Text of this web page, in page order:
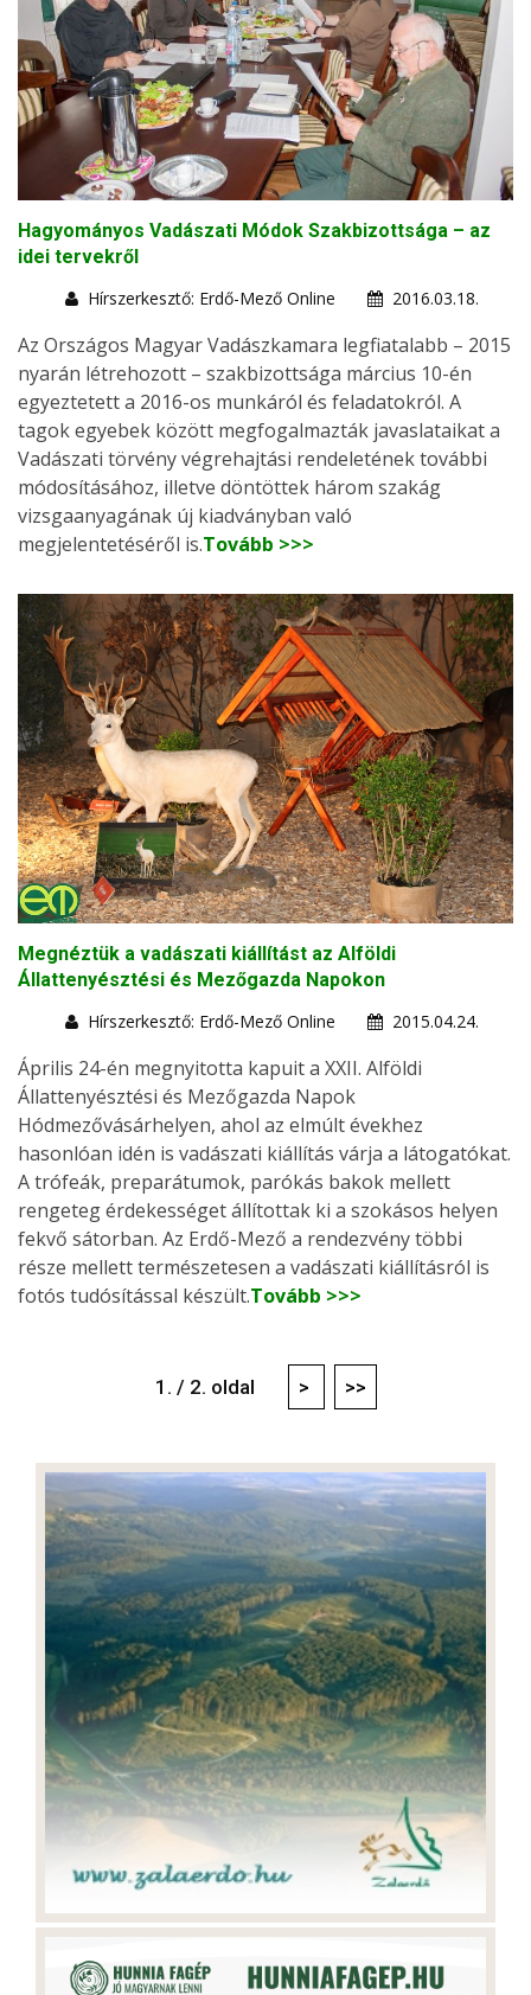
Hagyományos Vadászati Módok Szakbizottsága – az
idei tervekről
Hírszerkesztő: Erdő-Mező Online
2016.03.18.
Az Országos Magyar Vadászkamara legfiatalabb – 2015
nyarán létrehozott – szakbizottsága március 10-én
egyeztetett a 2016-os munkáról és feladatokról. A
tagok egyebek között megfogalmazták javaslataikat a
Vadászati törvény végrehajtási rendeletének további
módosításához, illetve döntöttek három szakág
vizsgaanyagának új kiadványban való
megjelentetéséről is.Tovább >>>
Megnéztük a vadászati kiállítást az Alföldi
Állattenyésztési és Mezőgazda Napokon
Hírszerkesztő: Erdő-Mező Online
2015.04.24.
Április 24-én megnyitotta kapuit a XXII. Alföldi
Állattenyésztési és Mezőgazda Napok
Hódmezővásárhelyen, ahol az elmúlt évekhez
hasonlóan idén is vadászati kiállítás várja a látogatókat.
A trófeák, preparátumok, parókás bakok mellett
rengeteg érdekességet állítottak ki a szokásos helyen
fekvő sátorban. Az Erdő-Mező a rendezvény többi
része mellett természetesen a vadászati kiállításról is
fotós tudósítással készült.Tovább >>>
1. / 2. oldal > >>